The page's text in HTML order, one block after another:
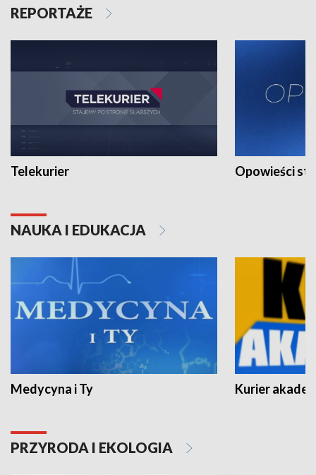
REPORTAŻE
Telekurier Opowieści
NAUKA I EDUKACJA
Medycyna i Ty Kurier
PRZYRODA I EKOLOGIA